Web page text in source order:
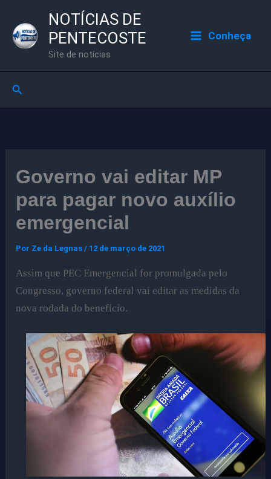
para
NOTÍCIAS DE
PENTECOSTE
Site de notícias
Conheça
Pesquisar
Governo vai editar MP
para pagar novo auxílio
emergencial
Por Ze da Legnas/ 12 de março de 2021
Assim que PEC Emergencial for promulgada pelo
Congresso, governo federal vai editar as medidas da
nova rodada do benefício.